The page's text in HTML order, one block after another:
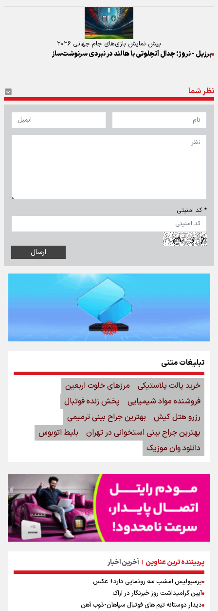
پیش نمایش بازی‌های جام جهانی ۲۰۲۶
برزیل - نروژ؛ جدال آنچلوتی با هالند در نبردی سرنوشت‌ساز
نظر شما
* کد امنیتی
پربیننده ترین عناوین | آخرین اخبار
پرسپولیس امشب سه رونمایی دارد+ عکس
آیین گرامیداشت روز خبرنگار در اراک
دیدار دوستانه تیم های فوتبال سپاهان-ذوب آهن
تبلیغات متنی
خرید پالت پلاستیکی
مرزهای خلوت اربعین
فروشنده مواد شیمیایی
پخش زنده فوتبال
رزرو هتل کیش
بهترین جراح بینی ترمیمی
بهترین جراح بینی استخوانی در تهران
بلیط اتوبوس
دانلود وان موزیک